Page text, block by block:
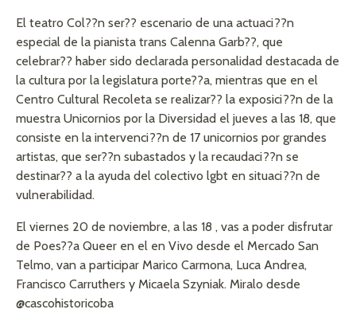
El teatro Col??n ser?? escenario de una actuaci??n
especial de la pianista trans Calenna Garb??, que
celebrar?? haber sido declarada personalidad destacada de
la cultura por la legislatura porte??a, mientras que en el
Centro Cultural Recoleta se realizar?? la exposici??n de la
muestra Unicornios por la Diversidad el jueves a las 18, que
consiste en la intervenci??n de 17 unicornios por grandes
artistas, que ser??n subastados y la recaudaci??n se
destinar?? a la ayuda del colectivo lgbt en situaci??n de
vulnerabilidad.
El viernes 20 de noviembre, a las 18 , vas a poder disfrutar
de Poes??a Queer en el en Vivo desde el Mercado San
Telmo, van a participar Marico Carmona, Luca Andrea,
Francisco Carruthers y Micaela Szyniak. Miralo desde
@cascohistoricoba